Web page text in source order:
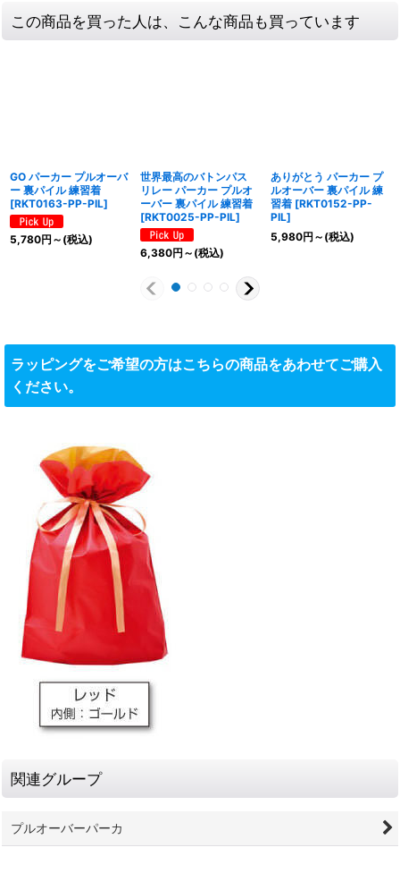
この商品を買った人は、こんな商品も買っています
GO パーカー プルオーバ
ー 裏パイル 練習着
[RKT0163-PP-PIL]
5,780円 ～ (税込)
世界最高のバトンパス
リレー パーカー プルオ
ーバー 裏パイル 練習着
[RKT0025-PP-PIL]
6,380円 ～ (税込)
ありがとう パーカー プ
ルオーバー 裏パイル 練
習着 [RKT0152-PP-
PIL]
5,980円 ～ (税込)
ラッピングをご希望の方はこちらの商品をあわせてご購入
ください。
関連グループ
プルオーバーパーカ